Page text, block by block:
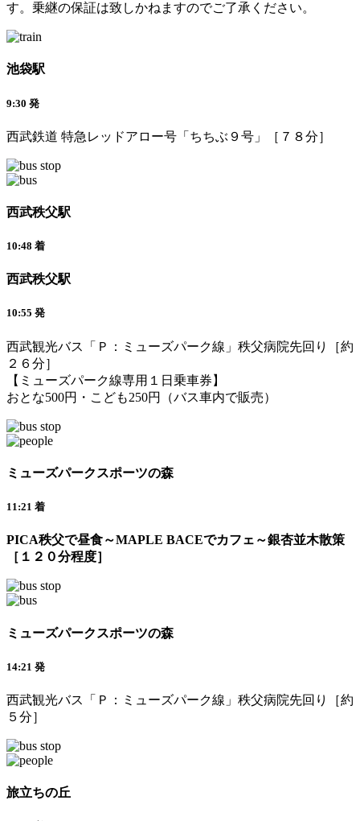
す。乗継の保証は致しかねますのでご了承ください。
池袋駅
9:30 発
西武鉄道 特急レッドアロー号「ちちぶ９号」［７８分］
西武秩父駅
10:48 着
西武秩父駅
10:55 発
西武観光バス「Ｐ：ミューズパーク線」秩父病院先回り［約
２６分］
【ミューズパーク線専用１日乗車券】
おとな500円・こども250円（バス車内で販売）
ミューズパークスポーツの森
11:21 着
PICA秩父で昼食～MAPLE BACEでカフェ～銀杏並木散策
［１２０分程度］
ミューズパークスポーツの森
14:21 発
西武観光バス「Ｐ：ミューズパーク線」秩父病院先回り［約
５分］
旅立ちの丘